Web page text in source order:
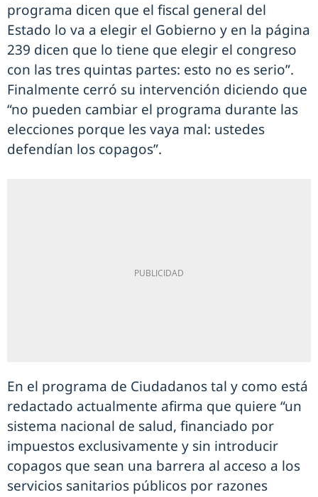
programa dicen que el fiscal general del
Estado lo va a elegir el Gobierno y en la página
239 dicen que lo tiene que elegir el congreso
con las tres quintas partes: esto no es serio”.
Finalmente cerró su intervención diciendo que
“no pueden cambiar el programa durante las
elecciones porque les vaya mal: ustedes
defendían los copagos”.
En el programa de Ciudadanos tal y como está
redactado actualmente afirma que quiere “un
sistema nacional de salud, financiado por
impuestos exclusivamente y sin introducir
copagos que sean una barrera al acceso a los
servicios sanitarios públicos por razones